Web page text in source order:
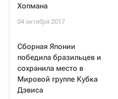
Хопмана
04 октября 2017
Сборная Японии
победила бразильцев и
сохранила место в
Мировой группе Кубка
Дэвиса